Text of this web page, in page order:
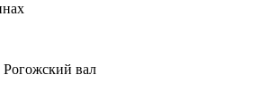
Рогожский вал